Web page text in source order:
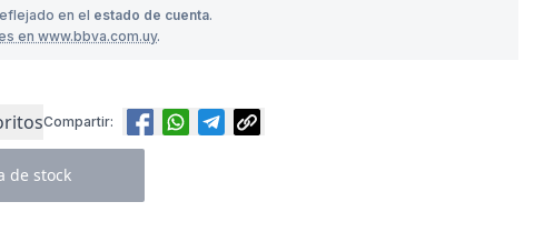
en el estado de cuenta.
en www.bbva.com.uy.
Compartir:
de stock